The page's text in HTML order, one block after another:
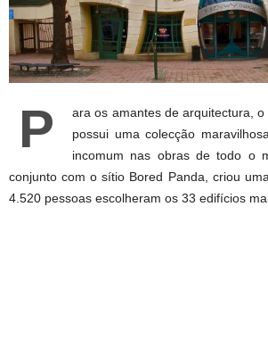
P
ara os amantes de arquitectura,
possui uma colecção
incomum nas obras de todo o
conjunto com o sítio Bored Panda, criou
4.520 pessoas escolheram os 33 edifícios